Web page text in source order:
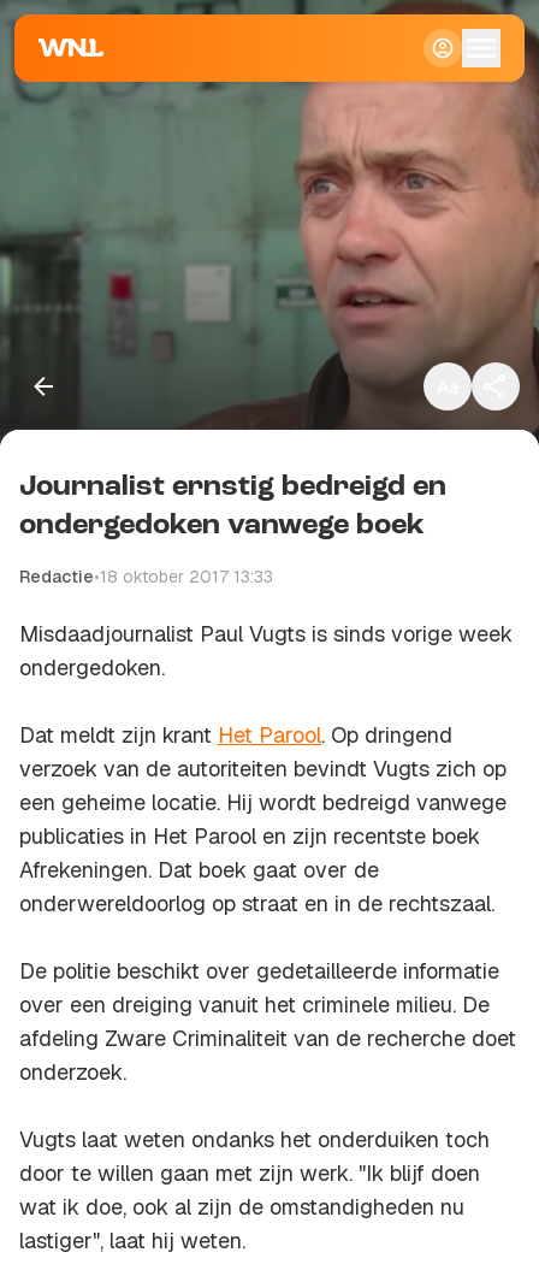
Standaard
Groot
Kopieer link
Journalist ernstig bedreigd en
ondergedoken vanwege boek
Redactie•18 oktober 2017 13:33
Misdaadjournalist Paul Vugts is sinds vorige week
ondergedoken.
Dat meldt zijn krant Het Parool. Op dringend
verzoek van de autoriteiten bevindt Vugts zich op
een geheime locatie. Hij wordt bedreigd vanwege
publicaties in Het Parool en zijn recentste boek
Afrekeningen. Dat boek gaat over de
onderwereldoorlog op straat en in de rechtszaal.
De politie beschikt over gedetailleerde informatie
over een dreiging vanuit het criminele milieu. De
afdeling Zware Criminaliteit van de recherche doet
onderzoek.
Vugts laat weten ondanks het onderduiken toch
door te willen gaan met zijn werk. "Ik blijf doen
wat ik doe, ook al zijn de omstandigheden nu
lastiger", laat hij weten.